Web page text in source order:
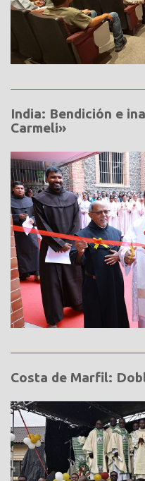
India: Bendición e
Carmeli»
Costa de Marfil: